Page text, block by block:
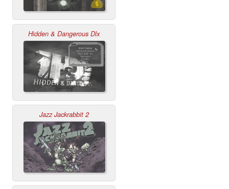
Hidden & Dangerous Dlx
Jazz Jackrabbit 2